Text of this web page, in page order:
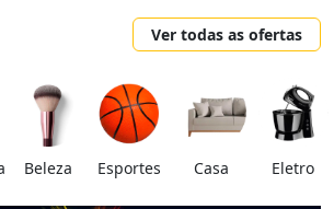
Ver todas as ofertas
Beleza Esportes Casa Eletro